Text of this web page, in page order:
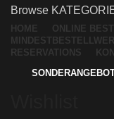
Browse
HOME
ONLINE
RESERVATIONS